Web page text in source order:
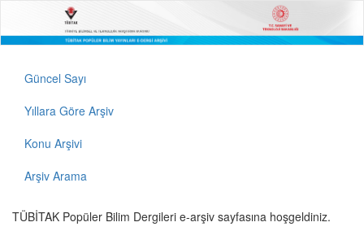
Güncel Sayı
Yıllara Göre Arşiv
Konu Arşivi
Arşiv Arama
TÜBİTAK Popüler Bilim Dergileri e-arşiv sayfasına hoşgeldiniz.